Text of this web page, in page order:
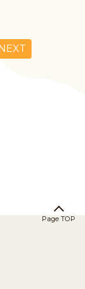
推進協議会
Page TOP